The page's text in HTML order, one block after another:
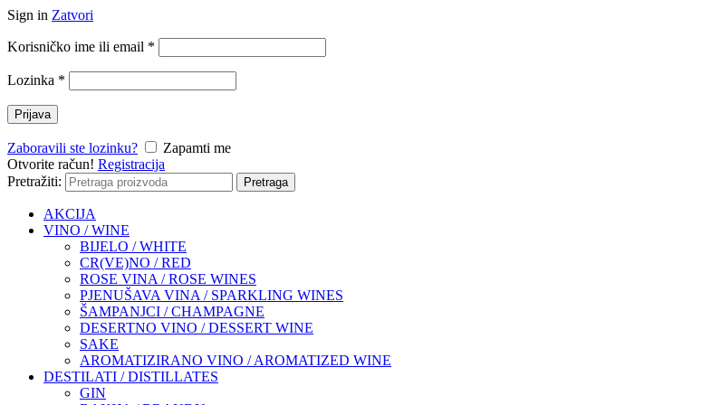
Sign in Zatvori
Korisničko ime ili email *
Lozinka *
Prijava
Zaboravili ste lozinku?
Zapamti me
Otvorite račun! Registracija
Pretražiti:
Pretraga
AKCIJA
VINO / WINE
BIJELO / WHITE
CR(VE)NO / RED
ROSE VINA / ROSE WINES
PJENUŠAVA VINA / SPARKLING WINES
ŠAMPANJCI / CHAMPAGNE
DESERTNO VINO / DESSERT WINE
SAKE
AROMATIZIRANO VINO / AROMATIZED WINE
DESTILATI / DISTILLATES
GIN